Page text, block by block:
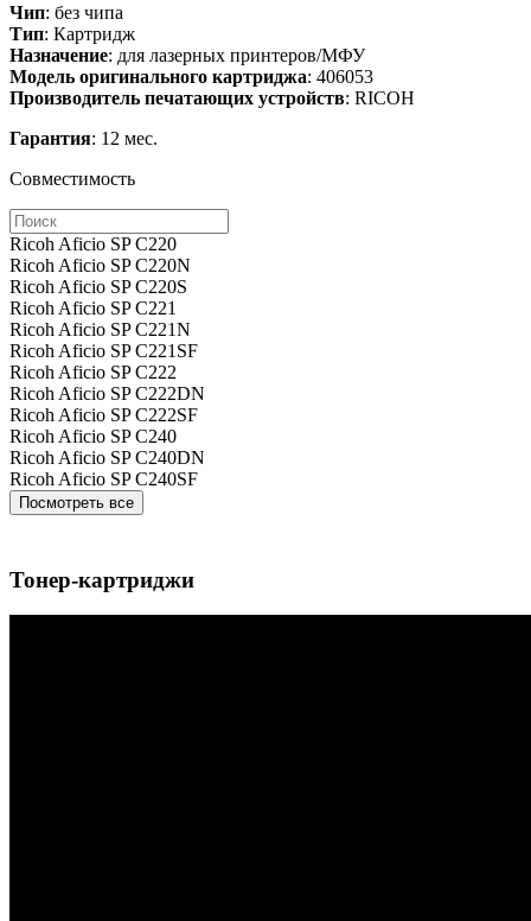
Чип: без чипа
Тип: Картридж
Назначение: для лазерных принтеров/МФУ
Модель оригинального картриджа: 406053
Производитель печатающих устройств: RICOH
Гарантия: 12 мес.
Совместимость
Ricoh Aficio SP C220
Ricoh Aficio SP C220N
Ricoh Aficio SP C220S
Ricoh Aficio SP C221
Ricoh Aficio SP C221N
Ricoh Aficio SP C221SF
Ricoh Aficio SP C222
Ricoh Aficio SP C222DN
Ricoh Aficio SP C222SF
Ricoh Aficio SP C240
Ricoh Aficio SP C240DN
Ricoh Aficio SP C240SF
Посмотреть все
Тонер-картриджи